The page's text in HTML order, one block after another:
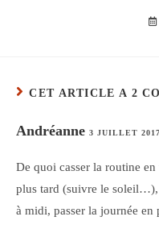
CET ARTICLE A 2
Andréanne 3 JUILLET 2017
De quoi casser la routine
plus tard (suivre le soleil…),
à midi, passer la journée